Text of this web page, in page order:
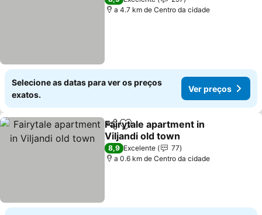
a 4.7 km de Centro da cidade
Selecione as datas para ver os preços
exatos.
Ver preços
PartilharAdicionar aos favoritos
Fairytale apartment in
Viljandi old town
8,9 Excelente
77
a 0.6 km de Centro da cidade